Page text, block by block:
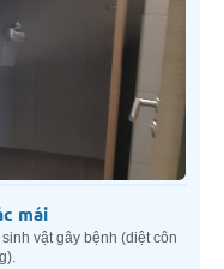
mái
vật gây bệnh (diệt côn